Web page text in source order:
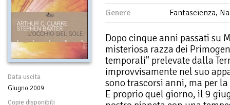
Data uscita
Giugno 2009
Copie disponibili
Genere
Fantascienza,
Dopo cinque anni passati su
misteriosa razza dei
temporali" prelevate dalla
improvvisamente nel suo
sono trascorsi anni, ma per
E proprio quel giorno, il 9